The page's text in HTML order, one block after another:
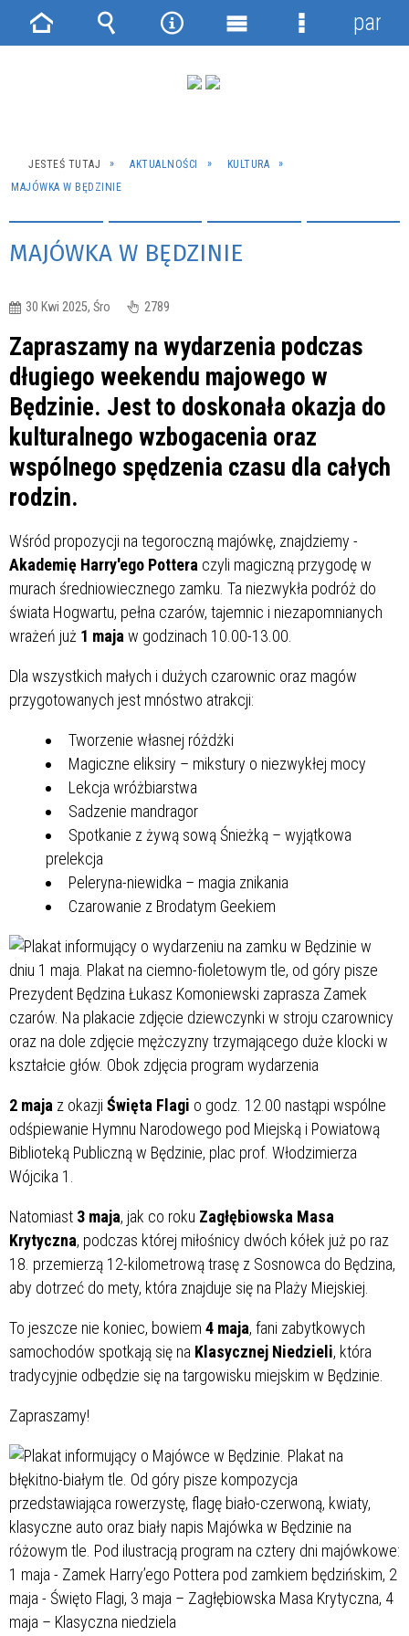
JESTEŚ TUTAJ AKTUALNOŚCI
KULTURA
MAJÓWKA W BĘDZINIE
MAJÓWKA W BĘDZINIE
30 Kwi 2025, Śro 2789
Zapraszamy na wydarzenia podczas
długiego weekendu majowego w
Będzinie. Jest to doskonała okazja do
kulturalnego wzbogacenia oraz
wspólnego spędzenia czasu dla całych
rodzin.
Wśród propozycji na tegoroczną majówkę, znajdziemy -
Akademię Harry'ego Pottera czyli magiczną przygodę w
murach średniowiecznego zamku. Ta niezwykła podróż do
świata Hogwartu, pełna czarów, tajemnic i niezapomnianych
wrażeń już 1 maja w godzinach 10.00-13.00.
Dla wszystkich małych i dużych czarownic oraz magów
przygotowanych jest mnóstwo atrakcji:
Tworzenie własnej różdżki
Magiczne eliksiry – mikstury o niezwykłej mocy
Lekcja wróżbiarstwa
Sadzenie mandragor
Spotkanie z żywą sową Śnieżką – wyjątkowa
prelekcja
Peleryna-niewidka – magia znikania
Czarowanie z Brodatym Geekiem
2 maja z okazji Święta Flagi o godz. 12.00 nastąpi wspólne
odśpiewanie Hymnu Narodowego pod Miejską i Powiatową
Biblioteką Publiczną w Będzinie, plac prof. Włodzimierza
Wójcika 1.
Natomiast 3 maja, jak co roku Zagłębiowska Masa
Krytyczna, podczas której miłośnicy dwóch kółek już po raz
18. przemierzą 12-kilometrową trasę z Sosnowca do Będzina,
aby dotrzeć do mety, która znajduje się na Plaży Miejskiej.
To jeszcze nie koniec, bowiem 4 maja, fani zabytkowych
samochodów spotkają się na Klasycznej Niedzieli, która
tradycyjnie odbędzie się na targowisku miejskim w Będzinie.
Zapraszamy!
Strona Wyszukiwarka
NarzędziaMenu
Menu
panel